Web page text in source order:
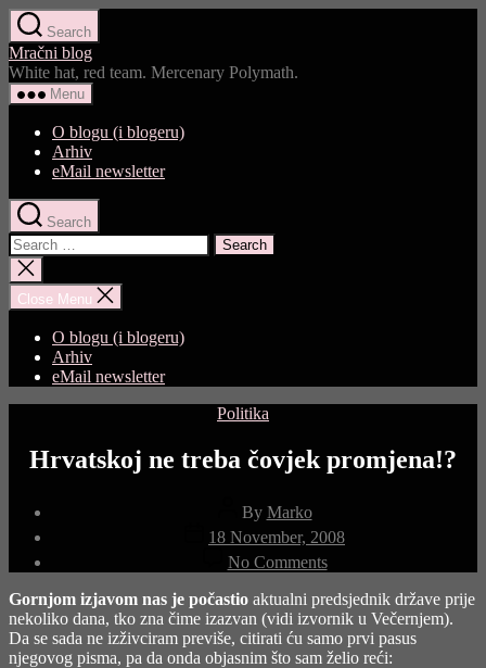
Skip
to
the
content
Search
Mračni blog
White hat, red team. Mercenary Polymath.
Menu
O blogu (i blogeru)
Arhiv
eMail newsletter
Search
Search
for:
Close
search
Close Menu
O blogu (i blogeru)
Arhiv
eMail newsletter
Categories
Politika
Hrvatskoj ne treba čovjek promjena!?
Post
author
By Marko
Post
date
18 November, 2008
No Commentson
Hrvatskoj
ne
treba
čovjek
promjena!?
Gornjom izjavom nas je počastio aktualni predsjednik države prije
nekoliko dana, tko zna čime izazvan (vidi izvornik u Večernjem).
Da se sada ne izživciram previše, citirati ću samo prvi pasus
njegovog pisma, pa da onda objasnim što sam želio reći: